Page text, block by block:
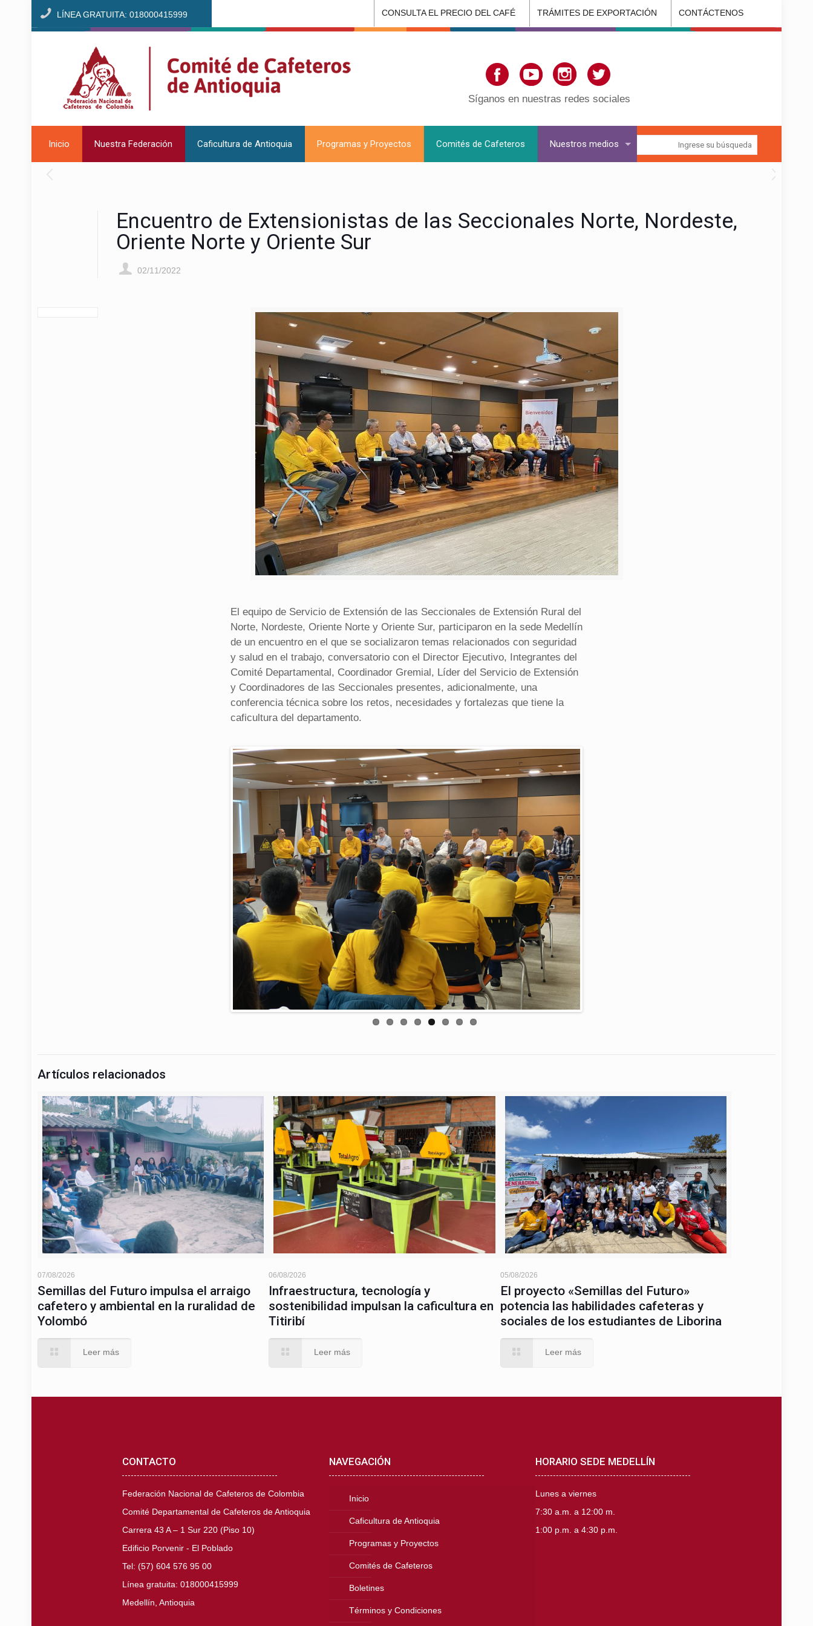
LÍNEA GRATUITA: 018000415999 CONSULTA EL PRECIO DEL CAFÉ TRÁMITES DE EXPORTACIÓN CONTÁCTENOS
Inicio Nuestra Federación Caficultura de Antioquia Programas y Proyectos Comités de Cafeteros Nuestros medios
Síganos en nuestras redes sociales
Encuentro de Extensionistas de las Seccionales Norte, Nordeste,
Oriente Norte y Oriente Sur
02/11/2022
El equipo de Servicio de Extensión de las Seccionales de Extensión Rural del
Norte, Nordeste, Oriente Norte y Oriente Sur, participaron en la sede Medellín
de un encuentro en el que se socializaron temas relacionados con seguridad
y salud en el trabajo, conversatorio con el Director Ejecutivo, Integrantes del
Comité Departamental, Coordinador Gremial, Líder del Servicio de Extensión
y Coordinadores de las Seccionales presentes, adicionalmente, una
conferencia técnica sobre los retos, necesidades y fortalezas que tiene la
caficultura del departamento.
Artículos relacionados
07/08/2026
Semillas del Futuro impulsa el arraigo
cafetero y ambiental en la ruralidad de
Yolombó
Leer más
06/08/2026
Infraestructura, tecnología y
sostenibilidad impulsan la caficultura en
Titiribí
Leer más
05/08/2026
El proyecto «Semillas del Futuro»
potencia las habilidades cafeteras y
sociales de los estudiantes de Liborina
Leer más
CONTACTO
Federación Nacional de Cafeteros de Colombia
Comité Departamental de Cafeteros de Antioquia
Carrera 43 A – 1 Sur 220 (Piso 10)
Edificio Porvenir - El Poblado
Tel: (57) 604 576 95 00
Línea gratuita: 018000415999
Medellín, Antioquia
NAVEGACIÓN
Inicio
Caficultura de Antioquia
Programas y Proyectos
Comités de Cafeteros
Boletines
Términos y Condiciones
HORARIO SEDE MEDELLÍN
Lunes a viernes
7:30 a.m. a 12:00 m.
1:00 p.m. a 4:30 p.m.